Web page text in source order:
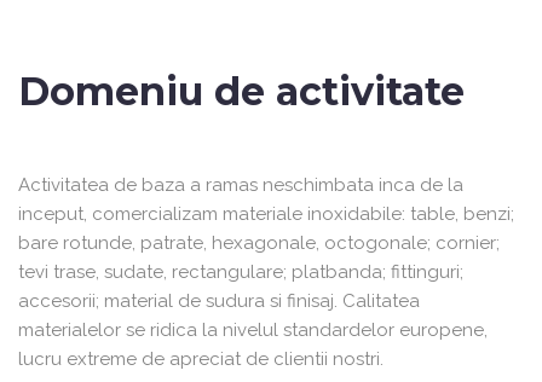
Domeniu de activitate
Activitatea de baza a ramas neschimbata inca de la
inceput, comercializam materiale inoxidabile: table, benzi;
bare rotunde, patrate, hexagonale, octogonale; cornier;
tevi trase, sudate, rectangulare; platbanda; fittinguri;
accesorii; material de sudura si finisaj. Calitatea
materialelor se ridica la nivelul standardelor europene,
lucru extreme de apreciat de clientii nostri.